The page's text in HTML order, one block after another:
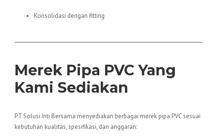
Konsolidasi dengan fitting
Merek Pipa PVC Yang
Kami Sediakan
PT Solusi Inti Bersama menyediakan berbagai merek pipa PVC sesuai
kebutuhan kualitas, spesifikasi, dan anggaran: